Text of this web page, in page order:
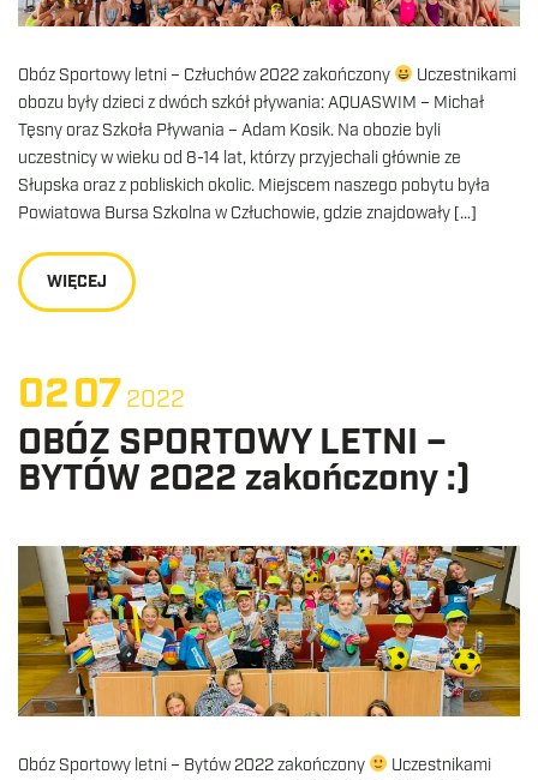
Obóz Sportowy letni – Człuchów 2022 zakończony
Uczestnikami
obozu były dzieci z dwóch szkół pływania: AQUASWIM – Michał
Tęsny oraz Szkoła Pływania – Adam Kosik. Na obozie byli
uczestnicy w wieku od 8-14 lat, którzy przyjechali głównie ze
Słupska oraz z pobliskich okolic. Miejscem naszego pobytu była
Powiatowa Bursa Szkolna w Człuchowie, gdzie znajdowały […]
WIĘCEJ
02072022
OBÓZ SPORTOWY LETNI –
BYTÓW 2022 zakończony :)
Obóz Sportowy letni – Bytów 2022 zakończony
Uczestnikami